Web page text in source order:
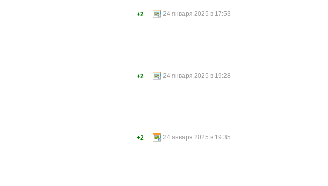
24 января 2025 в 17:53
+2
24 января 2025 в 19:28
+2
24 января 2025 в 19:35
+2